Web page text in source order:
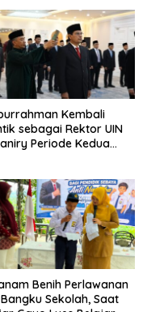
Kembali
sebagai Rektor UIN
Periode Kedua
Benih Perlawanan
Sekolah, Saat